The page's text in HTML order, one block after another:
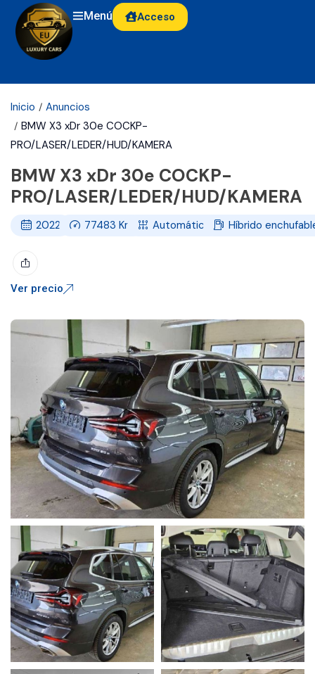
Menú Acceso
Inicio
Anuncios
BMW X3 xDr 30e COCKP-
PRO/LASER/LEDER/HUD/KAMERA
BMW X3 xDr 30e COCKP-
PRO/LASER/LEDER/HUD/KAMERA
2022 77483Km Automático Híbrido
Ver precio